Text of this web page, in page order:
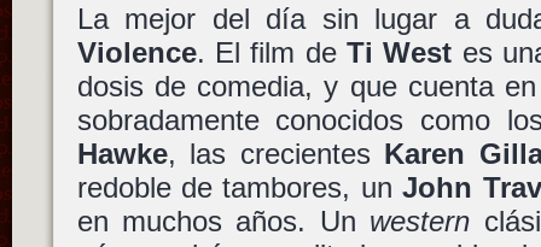
La mejor del día sin lugar a
Violence. El film de Ti West es
dosis de comedia, y que cuenta
sobradamente conocidos como
Hawke, las crecientes Karen
redoble de tambores, unJohn
en muchos años. Un western